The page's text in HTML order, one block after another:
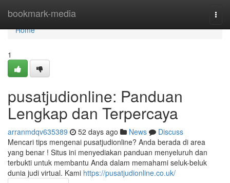
bookmark-media
Home
Home
1
pusatjudionline: Panduan
Lengkap dan Terpercaya
arranmdqv635389 52 days ago News
Discuss
Mencari tips mengenai pusatjudionline? Anda berada di area
yang benar ! Situs ini menyediakan panduan menyeluruh dan
terbukti untuk membantu Anda dalam memahami seluk-beluk
dunia judi virtual. Kami https://pusatjudionline.co.uk/